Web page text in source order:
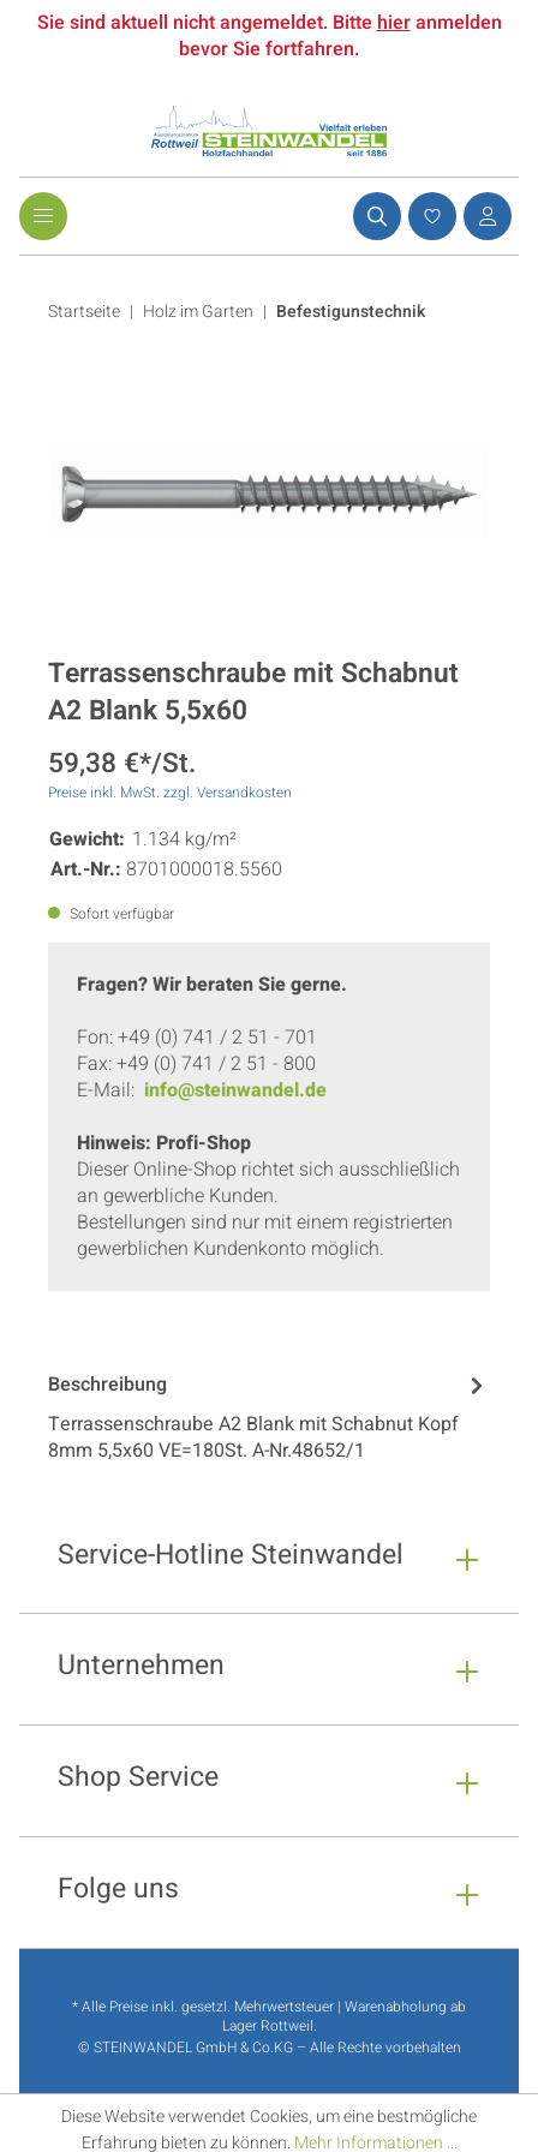
Sie sind aktuell nicht angemeldet. Bittehieranmelden
bevor Sie fortfahren.
Startseite Holz im Garten | Befestigunstechnik
Terrassenschraube mit Schabnut
A2 Blank 5,5x60
59,38 €*/St.
Preise inkl. MwSt. zzgl. Versandkosten
Gewicht: 1.134 kg/m²
Art.-Nr.: 8701000018.5560
Sofort verfügbar
Fragen? Wir beraten Sie gerne.
Fon: +49 (0) 741 / 2 51 - 701
Fax: +49 (0) 741 / 2 51 - 800
E-Mail: info@steinwandel.de
Hinweis: Profi-Shop
Dieser Online-Shop richtet sich ausschließlich
an gewerbliche Kunden.
Bestellungen sind nur mit einem registrierten
gewerblichen Kundenkonto möglich.
Beschreibung
Terrassenschraube A2 Blank mit Schabnut Kopf
8mm 5,5x60 VE=180St. A-Nr.48652/1
Service-Hotline Steinwandel
Unternehmen
Shop Service
Folge uns
* Alle Preise inkl. gesetzl. Mehrwertsteuer | Warenabholung ab
Lager Rottweil.
© STEINWANDEL GmbH & Co.KG – Alle Rechte vorbehalten
Diese Website verwendet Cookies, um eine bestmögliche
Erfahrung bieten zu können. Mehr Informationen ...